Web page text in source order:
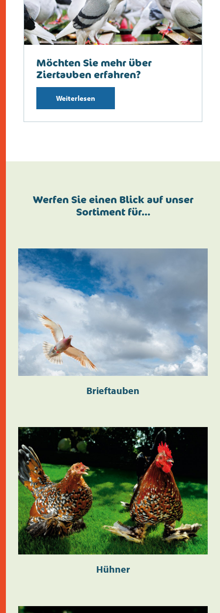
Möchten Sie mehr über
Ziertauben erfahren?
Weiterlesen
Werfen Sie einen Blick auf unser
Sortiment für…
Brieftauben
Hühner